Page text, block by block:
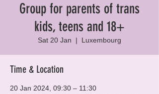
Group for parents of trans
kids, teens and 18+
Sat 20 Jan
  |
Luxembourg
Time & Location
20 Jan 2024, 09:30 – 11:30